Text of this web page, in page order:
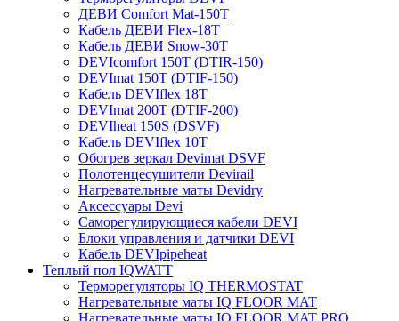
ДЕВИ Comfort Mat-150T
Кабель ДЕВИ Flex-18T
Кабель ДЕВИ Snow-30T
DEVIcomfort 150T (DTIR-150)
DEVImat 150T (DTIF-150)
Кабель DEVIflex 18T
DEVImat 200T (DTIF-200)
DEVIheat 150S (DSVF)
Кабель DEVIflex 10T
Обогрев зеркал Devimat DSVF
Полотенцесушители Devirail
Нагревательные маты Devidry
Аксессуары Devi
Саморегулирующиеся кабели DEVI
Блоки управления и датчики DEVI
Кабель DEVIpipeheat
Теплый пол IQWATT
Терморегуляторы IQ THERMOSTAT
Нагревательные маты IQ FLOOR MAT
Нагревательные маты IQ FLOOR MAT PRO